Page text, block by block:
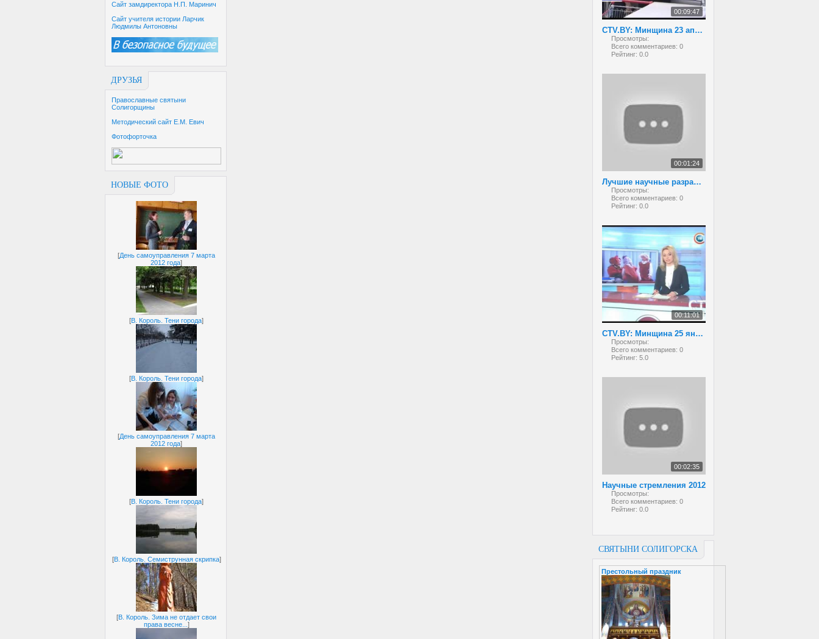
Сайт замдиректора Н.П. Маринич
Сайт учителя истории Ларчик
Людмилы Антоновны
ДРУЗЬЯ
Православные святыни
Солигорщины
Методический сайт Е.М. Евич
Фотофорточка
НОВЫЕ ФОТО
[День самоуправления 7 марта
2012 года]
[В. Король. Тени города]
[В. Король. Тени города]
[День самоуправления 7 марта
2012 года]
[В. Король. Тени города]
[В. Король. Семиструнная скрипка]
[В. Король. Зима не отдает свои
права весне... ]
00:09:47
CTV.BY: Минщина 23 апреля 2013
Просмотры:
Всего комментариев: 0
Рейтинг: 0.0
00:01:24
Лучшие научные разработки белорусских школьников
Просмотры:
Всего комментариев: 0
Рейтинг: 0.0
00:11:01
CTV.BY: Минщина 25 января 2013
Просмотры:
Всего комментариев: 0
Рейтинг: 5.0
00:02:35
Научные стремления 2012
Просмотры:
Всего комментариев: 0
Рейтинг: 0.0
СВЯТЫНИ СОЛИГОРСКА
Престольный праздник